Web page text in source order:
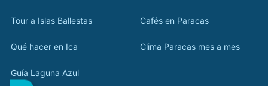
Tour a Islas Ballestas
Qué hacer en Ica
Guía Laguna Azul
Cafés en Paracas
Clima Paracas mes a mes